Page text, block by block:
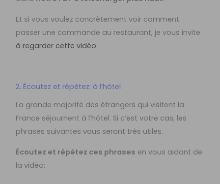
Et si vous voulez concrètement voir comment
passer une commande au restaurant, je vous invite
à regarder cette vidéo.
2. Écoutez et répétez: à l’hôtel
La grande majorité des étrangers qui visitent la
France séjournent à l’hôtel. Si c’est votre cas, les
phrases suivantes vous seront très utiles.
Écoutez et répétez ces phrases en vous aidant de
la vidéo: